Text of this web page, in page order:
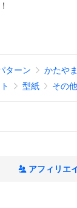
ターン
かたや
型紙 その
アフィリエ